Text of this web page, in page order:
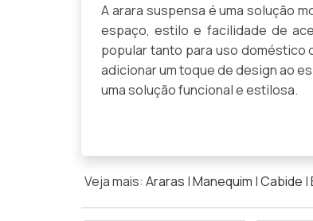
A arara suspensa é uma solução
espaço, estilo e facilidade de
popular tanto para uso doméstico
adicionar um toque de design ao
uma solução funcional e estilosa.
Veja mais: Araras |Manequim |Cabide |